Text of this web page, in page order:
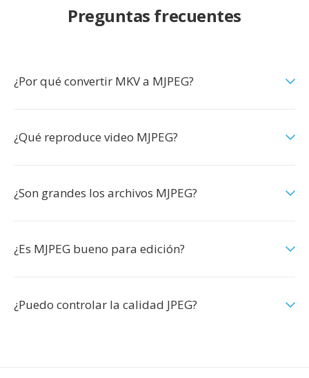
Preguntas frecuentes
¿Por qué convertir MKV a MJPEG?
¿Qué reproduce video MJPEG?
¿Son grandes los archivos MJPEG?
¿Es MJPEG bueno para edición?
¿Puedo controlar la calidad JPEG?